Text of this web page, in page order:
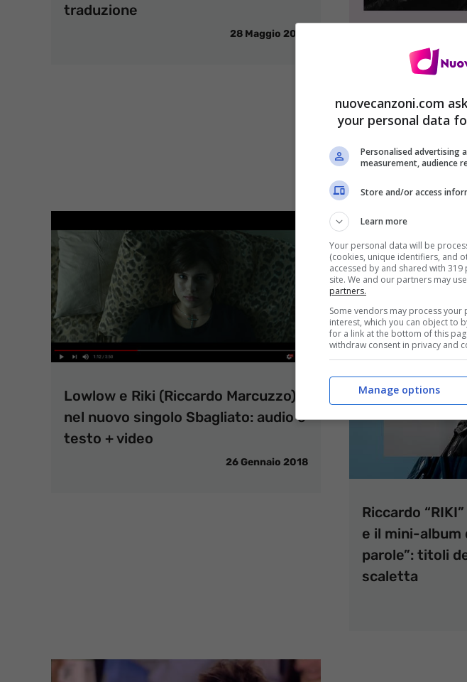
traduzione
28 Maggio 2018
nuova
testo + video
Lowlow e Riki (Riccardo Marcuzzo)
nel nuovo singolo Sbagliato: audio e
testo + video
26 Gennaio 2018
Riccardo
e il mini-album
parole”: titoli
scaletta
nuovecanzoni.com
your personal data
Personalised advertising
measurement, audience
Store and/or access
Learn more
Your personal data will be
(cookies, unique identifiers, and
accessed by and shared with
site. We and our partners may
partners.
Some vendors may process
interest, which you can object to
for a link at the bottom of this
withdraw consent in privacy and
Manage options